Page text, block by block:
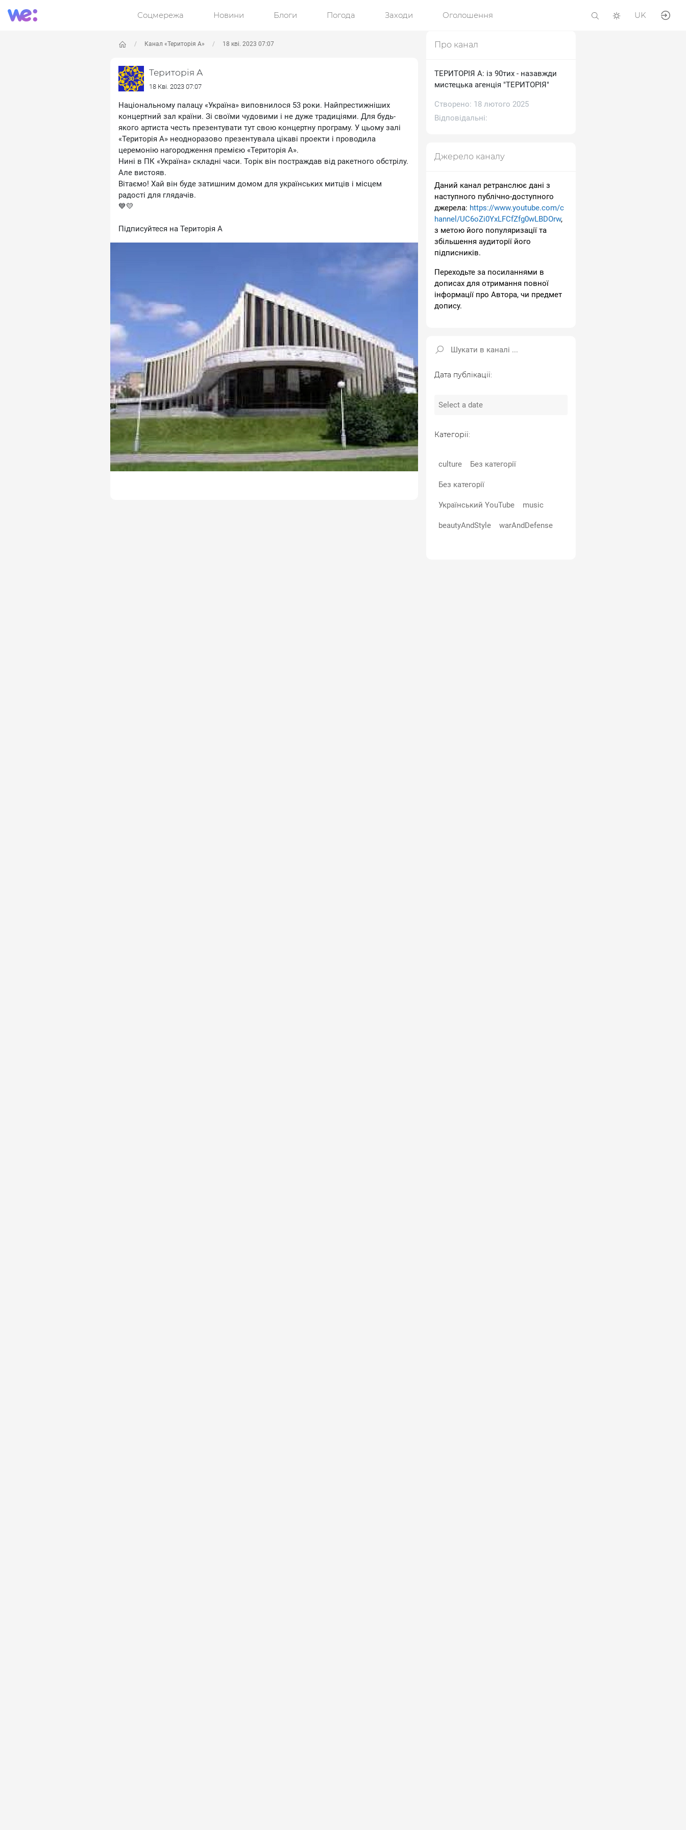
Соцмережа Новини Блоги Погода Заходи Оголошення UK
Канал «Територія А» 18 кві. 2023 07:07
Територія А
18 Кві. 2023 07:07
Національному палацу «Україна» виповнилося 53 роки. Найпрестижніших
концертний зал країни. Зі своїми чудовими і не дуже традиціями. Для будь-
якого артиста честь презентувати тут свою концертну програму. У цьому залі
«Територія А» неодноразово презентувала цікаві проекти і проводила
церемонію нагородження премією «Територія А».
Нині в ПК «Україна» складні часи. Торік він постраждав від ракетного обстрілу.
Але вистояв.
Вітаємо! Хай він буде затишним домом для українських митців і місцем
радості для глядачів.
💙💛
Підписуйтеся на Територія А
Про канал
ТЕРИТОРІЯ А: із 90тих - назавжди
мистецька агенція "ТЕРИТОРІЯ"
Створено: 18 лютого 2025
Відповідальні:
Джерело каналу
Даний канал ретранслює дані з
наступного публічно-доступного
джерела: https://www.youtube.com/c
hannel/UC6oZi0YxLFCfZfg0wLBDOrw,
з метою його популяризації та
збільшення аудиторії його
підписників.
Переходьте за посиланнями в
дописах для отримання повної
інформації про Автора, чи предмет
допису.
Дата публікації:
Категорії:
culture Без категорії
Без категорії
Український YouTube music
beautyAndStyle warAndDefense